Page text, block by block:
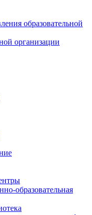
образовательной
организации
образовательная